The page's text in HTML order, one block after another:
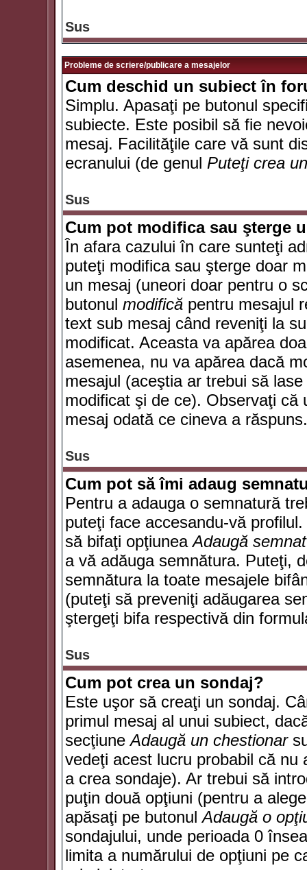
Sus
Probleme de scriere/publicare a mesajelor
Cum deschid un subiect în
Simplu. Apasaţi pe butonul
subiecte. Este posibil să fie
mesaj. Facilităţile care vă sunt
ecranului (de genul Puteţi crea
Sus
Cum pot modifica sau şterge
În afara cazului în care sunteţi
puteţi modifica sau şterge doar
un mesaj (uneori doar pentru o
butonul modifică pentru mesajul
text sub mesaj când reveniţi la
modificat. Aceasta va apărea
asemenea, nu va apărea dacă
mesajul (aceştia ar trebui să
modificat şi de ce). Observaţi că
mesaj odată ce cineva a răspuns.
Sus
Cum pot să îmi adaug
Pentru a adauga o semnatură
puteţi face accesandu-vă
să bifaţi opţiuneaAdaugă
a vă adăuga semnătura. Puteţi,
semnătura la toate mesajele
(puteţi să preveniţi adăugarea
ştergeţi bifa respectivă din
Sus
Cum pot crea un sondaj?
Este uşor să creaţi un sondaj.
primul mesaj al unui subiect,
secţiuneAdaugă un chestionar
vedeţi acest lucru probabil că nu
a crea sondaje). Ar trebui să
puţin două opţiuni (pentru a
apăsaţi pe butonulAdaugă o
sondajului, unde perioada 0
limita a numărului de opţiuni pe